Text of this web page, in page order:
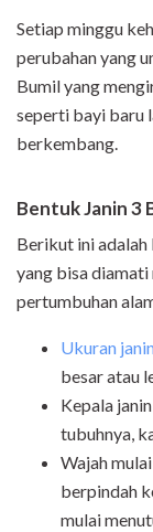
Setiap minggu
perubahan yang
Bumil yang
seperti bayi baru
berkembang.
Bentuk Janin 3
Berikut ini
yang bisa diamati
pertumbuhan
Ukuran
besar atau
Kepala
tubuhnya,
Wajah
berpindah
mulai